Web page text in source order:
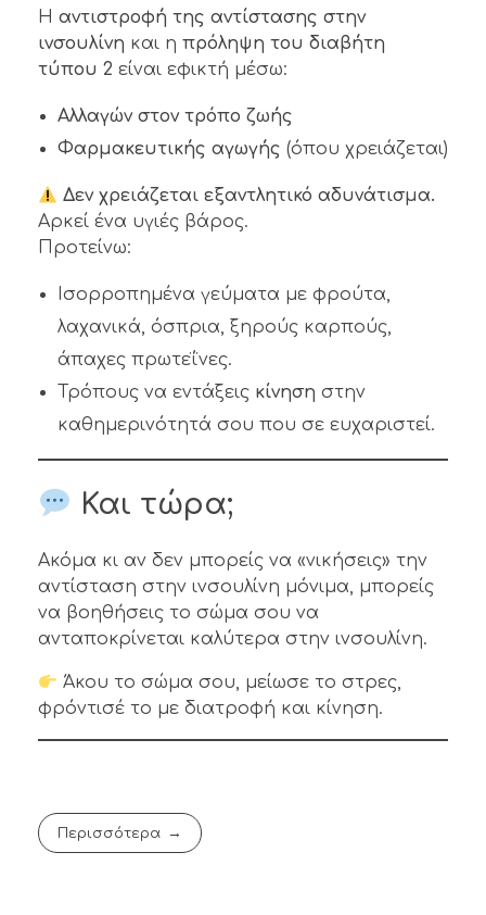
Η αντιστροφή της αντίστασης στην
ινσουλίνη και η πρόληψη του διαβήτη
τύπου 2 είναι εφικτή μέσω:
Αλλαγών στον τρόπο ζωής
Φαρμακευτικής αγωγής (όπου χρειάζεται)
Δεν χρειάζεται εξαντλητικό αδυνάτισμα.
Αρκεί ένα υγιές βάρος.
Προτείνω:
Ισορροπημένα γεύματα με φρούτα,
λαχανικά, όσπρια, ξηρούς καρπούς,
άπαχες πρωτεΐνες.
Τρόπους να εντάξεις κίνηση στην
καθημερινότητά σου που σε ευχαριστεί.
Και τώρα;
Ακόμα κι αν δεν μπορείς να «νικήσεις» την
αντίσταση στην ινσουλίνη μόνιμα, μπορείς
να βοηθήσεις το σώμα σου να
ανταποκρίνεται καλύτερα στην ινσουλίνη.
Άκου το σώμα σου, μείωσε το στρες,
φρόντισέ το με διατροφή και κίνηση.
Περισσότερα